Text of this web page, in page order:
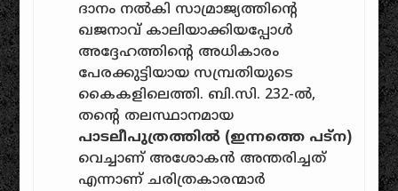
ദാനം നൽകി സാമ്രാജ്യത്തിന്റെ
ഖജനാവ് കാലിയാക്കിയപ്പോൾ
അദ്ദേഹത്തിന്റെ അധികാരം
പേരക്കുട്ടിയായ സമ്പ്രതിയുടെ
കൈകളിലെത്തി. ബി.സി. 232-ൽ,
തന്റെ തലസ്ഥാനമായ
പാടലീപുത്രത്തിൽ (ഇന്നത്തെ പട്ന)
വെച്ചാണ് അശോകൻ അന്തരിച്ചത്
എന്നാണ് ചരിത്രകാരന്മാർ